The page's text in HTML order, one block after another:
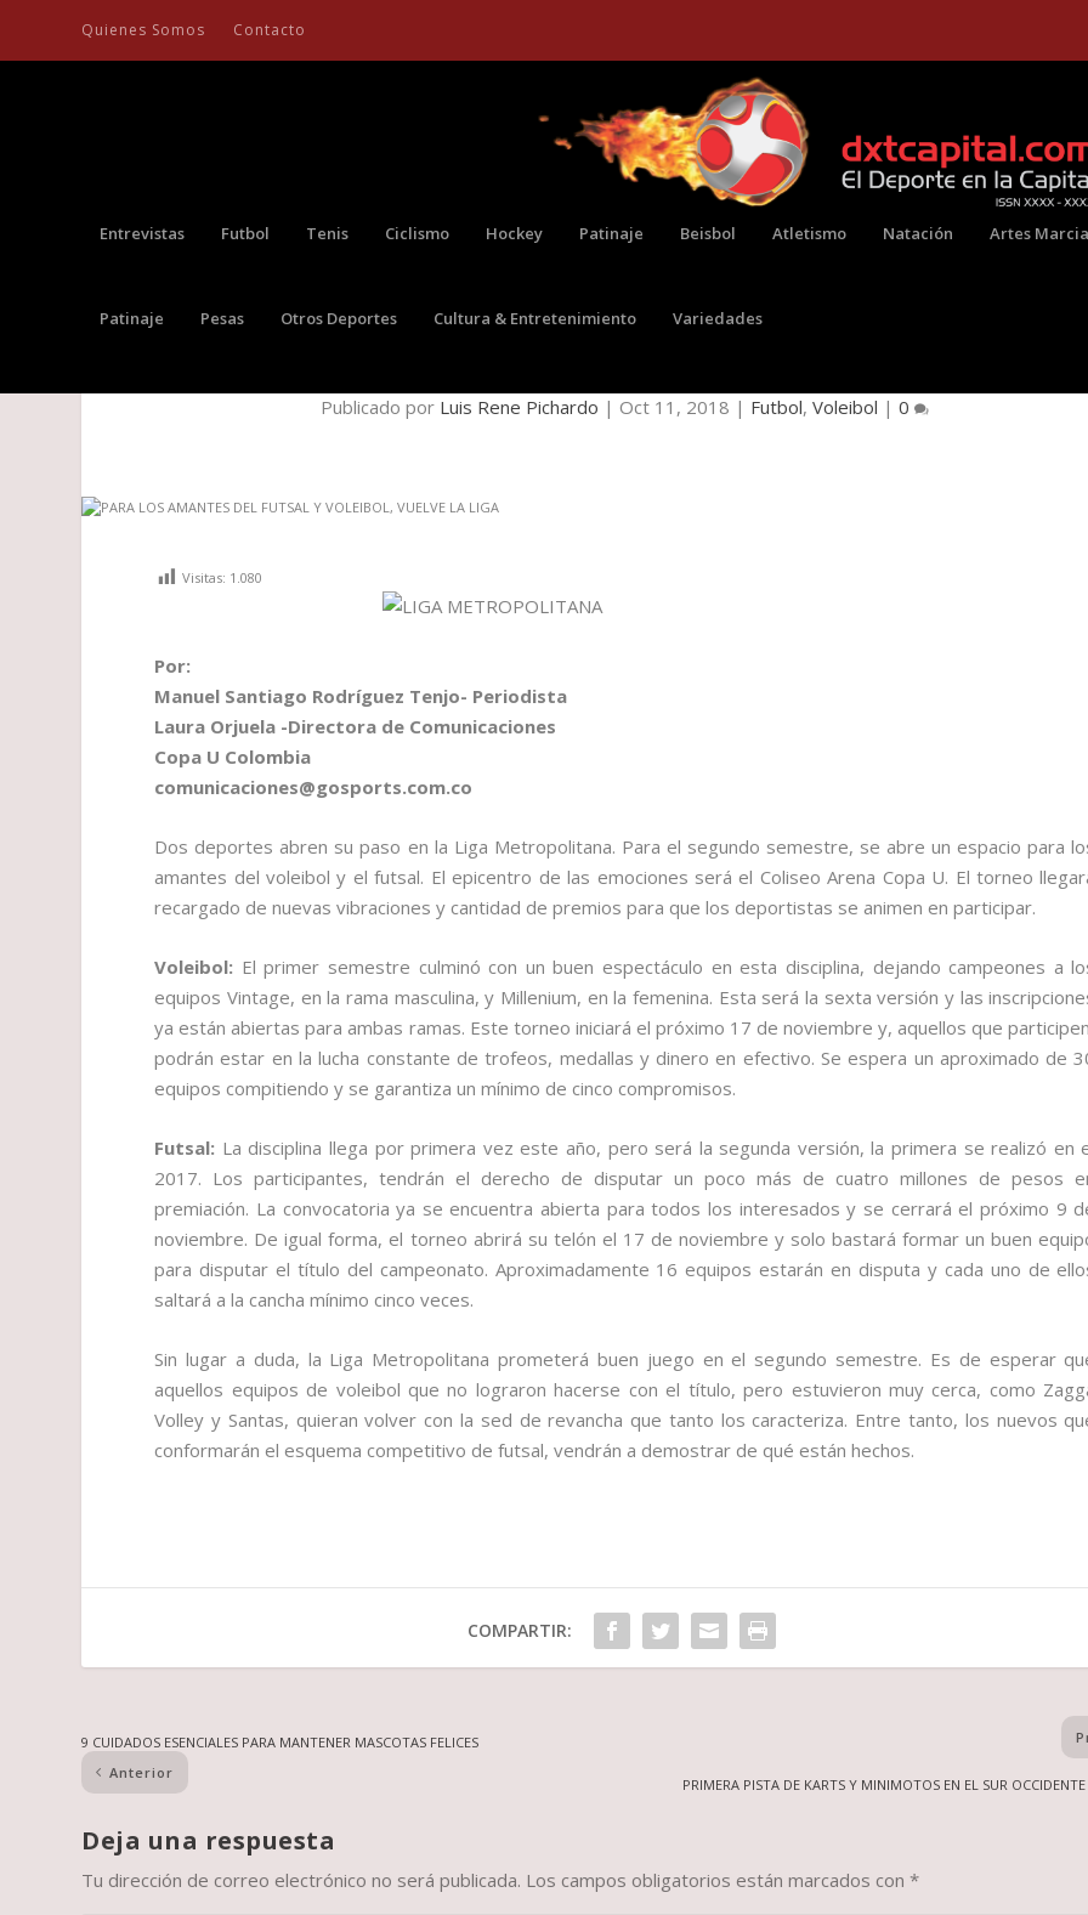
Quienes Somos Contacto
Entrevistas Futbol Tenis Ciclismo Hockey Patinaje Beisbol Atletismo Natación Artes
Patinaje Pesas Otros Deportes Cultura & Entretenimiento Variedades
Publicado por Luis Rene Pichardo | Oct 11, 2018 | Futbol,Voleibol |0
Visitas: 1.080
Por:
Manuel Santiago Rodríguez Tenjo- Periodista
Laura Orjuela -Directora de Comunicaciones
Copa U Colombia
comunicaciones@gosports.com.co
Dos deportes abren su paso en la Liga Metropolitana. Para el segundo semestre, se abre un espacio para
amantes del voleibol y el futsal. El epicentro de las emociones será el Coliseo Arena Copa U. El torneo
recargado de nuevas vibraciones y cantidad de premios para que los deportistas se animen en participar.
Voleibol: El primer semestre culminó con un buen espectáculo en esta disciplina, dejando campeones a
equipos Vintage, en la rama masculina, y Millenium, en la femenina. Esta será la sexta versión y las
ya están abiertas para ambas ramas. Este torneo iniciará el próximo 17 de noviembre y, aquellos que
podrán estar en la lucha constante de trofeos, medallas y dinero en efectivo. Se espera un aproximado de
equipos compitiendo y se garantiza un mínimo de cinco compromisos.
Futsal: La disciplina llega por primera vez este año, pero será la segunda versión, la primera se realizó en
2017. Los participantes, tendrán el derecho de disputar un poco más de cuatro millones de pesos
premiación. La convocatoria ya se encuentra abierta para todos los interesados y se cerrará el próximo 9
noviembre. De igual forma, el torneo abrirá su telón el 17 de noviembre y solo bastará formar un buen
para disputar el título del campeonato. Aproximadamente 16 equipos estarán en disputa y cada uno de
saltará a la cancha mínimo cinco veces.
Sin lugar a duda, la Liga Metropolitana prometerá buen juego en el segundo semestre. Es de esperar
aquellos equipos de voleibol que no lograron hacerse con el título, pero estuvieron muy cerca, como
Volley y Santas, quieran volver con la sed de revancha que tanto los caracteriza. Entre tanto, los nuevos
conformarán el esquema competitivo de futsal, vendrán a demostrar de qué están hechos.
COMPARTIR:
9 CUIDADOS ESENCIALES PARA MANTENER MASCOTAS FELICES
Anterior
PRIMERA PISTA DE KARTS Y MINIMOTOS EN EL SUR
Deja una respuesta
Tu dirección de correo electrónico no será publicada. Los campos obligatorios están marcados con*